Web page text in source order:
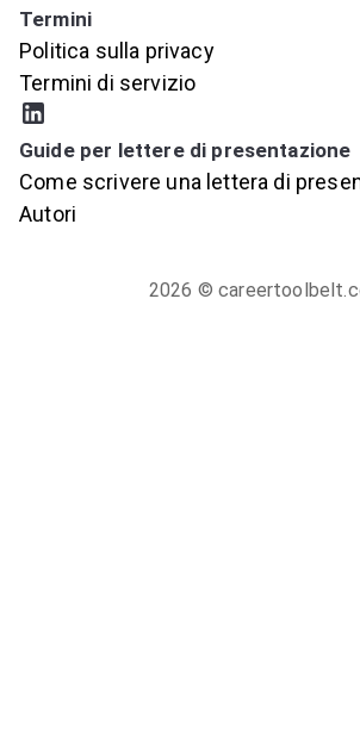
Termini
Politica sulla privacy
Termini di servizio
Guide per lettere di presentazione
Come scrivere una lettera di
Autori
2026 ©